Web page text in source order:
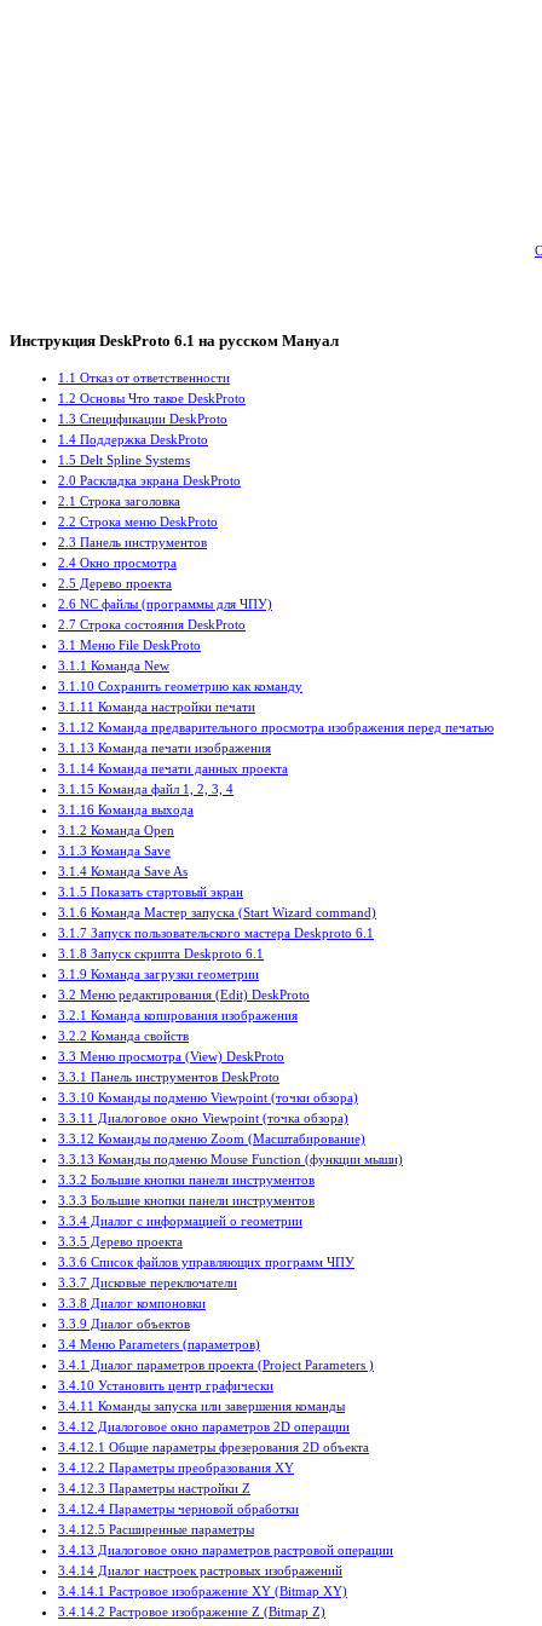
Инструкция DeskProto 6.1 на русском Мануал
1.1 Отказ от ответственности
1.2 Основы Что такое DeskProto
1.3 Спецификации DeskProto
1.4 Поддержка DeskProto
1.5 Delt Spline Systems
2.0 Раскладка экрана DeskProto
2.1 Строка заголовка
2.2 Строка меню DeskProto
2.3 Панель инструментов
2.4 Окно просмотра
2.5 Дерево проекта
2.6 NC файлы (программы для ЧПУ)
2.7 Строка состояния DeskProto
3.1 Меню File DeskProto
3.1.1 Команда New
3.1.10 Сохранить геометрию как команду
3.1.11 Команда настройки печати
3.1.12 Команда предварительного просмотра изображения перед печатью
3.1.13 Команда печати изображения
3.1.14 Команда печати данных проекта
3.1.15 Команда файл 1, 2, 3, 4
3.1.16 Команда выхода
3.1.2 Команда Open
3.1.3 Команда Save
3.1.4 Команда Save As
3.1.5 Показать стартовый экран
3.1.6 Команда Мастер запуска (Start Wizard command)
3.1.7 Запуск пользовательского мастера Deskproto 6.1
3.1.8 Запуск скрипта Deskproto 6.1
3.1.9 Команда загрузки геометрии
3.2 Меню редактирования (Edit) DeskProto
3.2.1 Команда копирования изображения
3.2.2 Команда свойств
3.3 Меню просмотра (View) DeskProto
3.3.1 Панель инструментов DeskProto
3.3.10 Команды подменю Viewpoint (точки обзора)
3.3.11 Диалоговое окно Viewpoint (точка обзора)
3.3.12 Команды подменю Zoom (Масштабирование)
3.3.13 Команды подменю Mouse Function (функции мыши)
3.3.2 Большие кнопки панели инструментов
3.3.3 Большие кнопки панели инструментов
3.3.4 Диалог с информацией о геометрии
3.3.5 Дерево проекта
3.3.6 Список файлов управляющих программ ЧПУ
3.3.7 Дисковые переключатели
3.3.8 Диалог компоновки
3.3.9 Диалог объектов
3.4 Меню Parameters (параметров)
3.4.1 Диалог параметров проекта (Project Parameters )
3.4.10 Установить центр графически
3.4.11 Команды запуска или завершения команды
3.4.12 Диалоговое окно параметров 2D операции
3.4.12.1 Общие параметры фрезерования 2D объекта
3.4.12.2 Параметры преобразования XY
3.4.12.3 Параметры настройки Z
3.4.12.4 Параметры черновой обработки
3.4.12.5 Расширенные параметры
3.4.13 Диалоговое окно параметров растровой операции
3.4.14 Диалог настроек растровых изображений
3.4.14.1 Растровое изображение XY (Bitmap XY)
3.4.14.2 Растровое изображение Z (Bitmap Z)